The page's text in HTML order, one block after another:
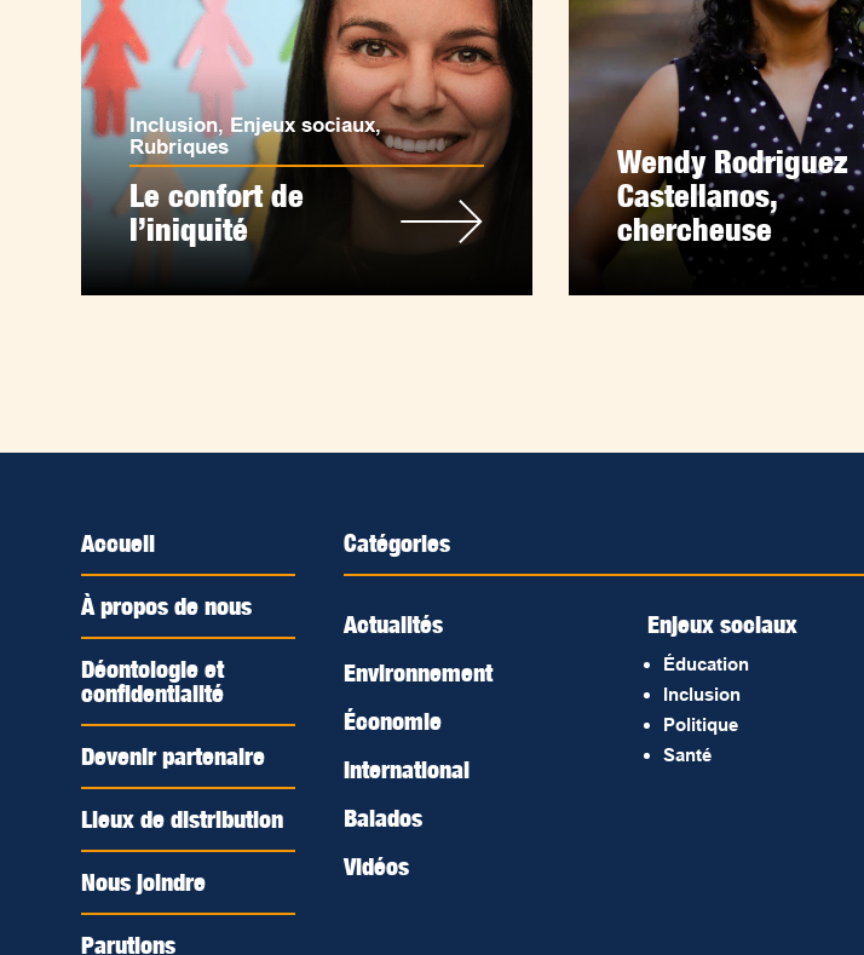
Inclusion, Enjeux sociaux,
Rubriques
Le confort de
l’iniquité
Wendy Rodriguez
Castellanos,
chercheuse
Accueil
À propos de nous
Déontologie et
confidentialité
Devenir partenaire
Lieux de distribution
Nous joindre
Parutions
Catégories
Actualités
Environnement
Économie
International
Balados
Vidéos
Enjeux sociaux
Éducation
Inclusion
Politique
Santé